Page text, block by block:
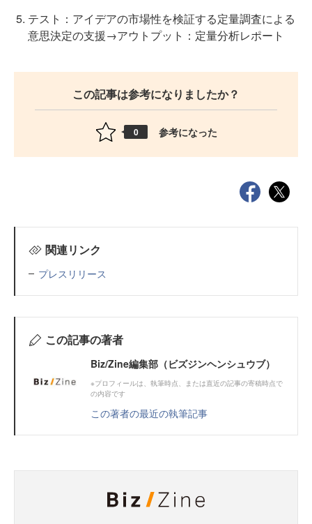
テスト：アイデアの市場性を検証する定量調査による
意思決定の支援→アウトプット：定量分析レポート
この記事は参考になりましたか？
0 参考になった
関連リンク
プレスリリース
この記事の著者
Biz/Zine編集部（ビズジンヘンシュウブ）
※プロフィールは、執筆時点、または直近の記事の寄稿時点で
の内容です
この著者の最近の執筆記事